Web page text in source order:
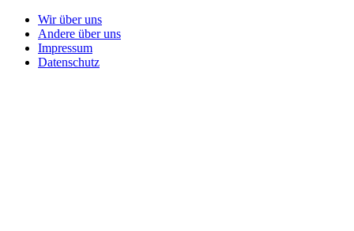
Wir über uns
Andere über uns
Impressum
Datenschutz